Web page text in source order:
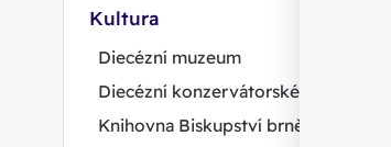
Kultura
Diecézní muzeum
Diecézní konzervátorské centrum
Knihovna Biskupství brněnského